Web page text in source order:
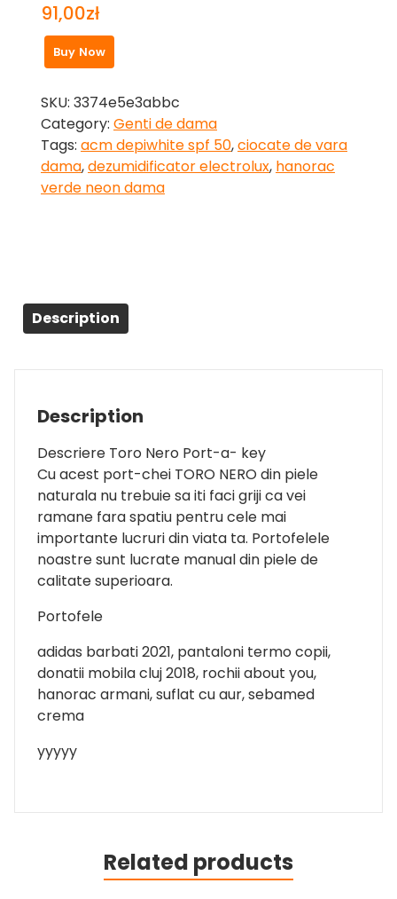
91,00zł
Buy Now
SKU: 3374e5e3abbc
Category: Genti de dama
Tags: acm depiwhite spf 50,ciocate de vara
dama,dezumidificator electrolux, hanorac
verde neon dama
Description
Description
Descriere Toro Nero Port-a- key
Cu acest port-chei TORO NERO din piele
naturala nu trebuie sa iti faci griji ca vei
ramane fara spatiu pentru cele mai
importante lucruri din viata ta. Portofelele
noastre sunt lucrate manual din piele de
calitate superioara.
Portofele
adidas barbati 2021, pantaloni termo copii,
donatii mobila cluj 2018, rochii about you,
hanorac armani, suflat cu aur, sebamed
crema
yyyyy
Related products